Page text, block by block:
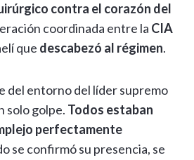
contra el corazón del
coordinada entre la CIA
que descabezó al régimen.
del entorno del líder supremo
solo golpe. Todos estaban
perfectamente
se confirmó su presencia, se